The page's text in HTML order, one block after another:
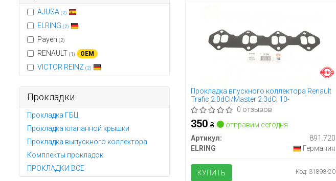
AJUSA (2)
ELRING (2)
Payen (2)
RENAULT (1) OEM
VICTOR REINZ (2)
Прокладки
Прокладка ГБЦ
Прокладка клапанной крышки
Прокладка выпускного коллектора
Комплекты прокладок
ПРОКЛАДКИ ВСЕ
Прокладка впускного коллектора Renault
Trafic 2.0dCi/Master 2.3dCi 10-
0 отзывов
350 ₴
отправим сегодня
Артикул:
891.720
ELRING
Германия
КУПИТЬ Код: 31898-20